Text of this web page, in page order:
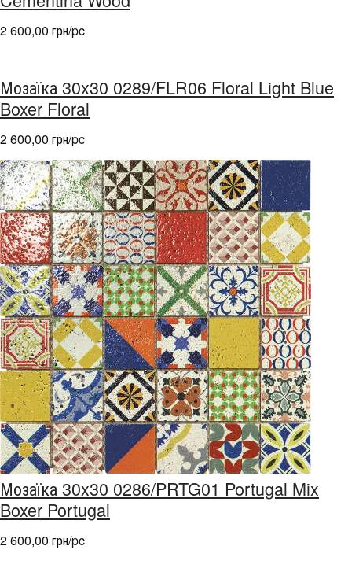
2 600,00 грн/pc
Мозаїка 30x30 0289/FLR06 Floral Light Blue
Boxer Floral
2 600,00 грн/pc
Мозаїка 30x30 0286/PRTG01 Portugal Mix
Boxer Portugal
2 600,00 грн/pc